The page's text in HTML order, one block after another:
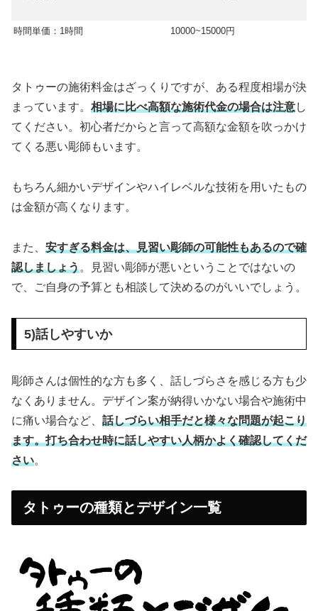
時間単価：1時間 10000~15000円
タトゥーの施術料金はざっくりですが、ある程度相場が決
まっています。 相場に比べ高額な施術代金の場合は注意し
てください。初心者だからと言って高額な金額を吹っかけ
てくる悪い彫師もいます。
もちろん細かいデザインやハイレベルな技術を用いたもの
は金額が高くなります。
また、 安すぎる料金は、見習い彫師の可能性もあるので確
認しましょう。見習い彫師が悪いということではないの
で、ご自身の予算とも相談して決めるのがいいでしょう。
5)話しやすいか
彫師さんは個性的な方も多く、話しづらさを感じる方も少
なくありません。デザイン案が納得いかない場合や施術中
に痛い場合など、 話しづらい相手だと様々な問題が起こり
ます。打ち合わせ時に話しやすい人柄かよく確認してくだ
さい。
タトゥーの種類とデザイン一覧